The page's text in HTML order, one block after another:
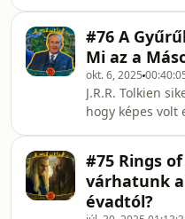
kérdésre választ
at Work
Outro: Sierra: T
világában. 🎬
Madison, aki
életre kelti
darabkáját. 🌎 Így született meg a
Born of Hope ,
szüleinek,
a
#76 A
Mi az a
okt. 6, 2025
J.R.R. Tolkien
hogy képes volt
Gyűrűk Urát, a
Szilmarilokat,
világban találjuk
#75 Rings
várhatunk
évadtól?